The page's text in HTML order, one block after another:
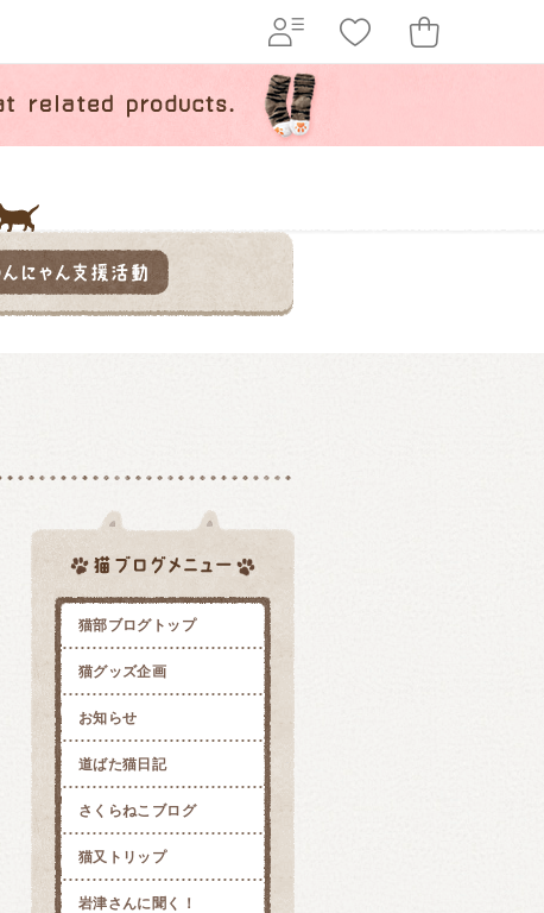
猫部ブログトップ
猫グッズ企画
お知らせ
道ばた猫日記
さくらねこブログ
猫又トリップ
岩津さんに聞く！